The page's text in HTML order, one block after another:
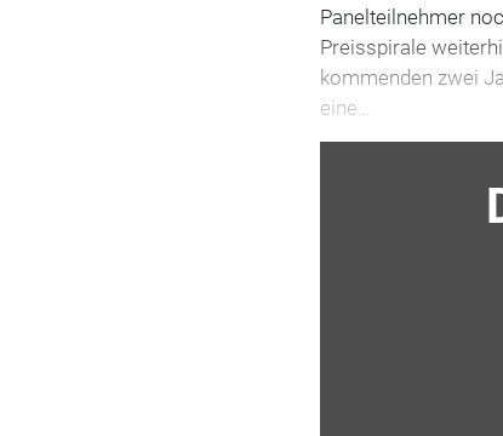
Panelteilnehmer
Preisspirale
kommenden zwei
eine…